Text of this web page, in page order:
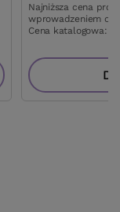
Najniższa cena
wprowadzeniem
Cena katalogowa: